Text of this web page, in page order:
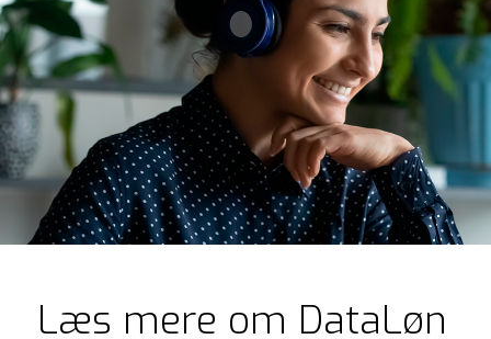
Læs mere om DataLøn